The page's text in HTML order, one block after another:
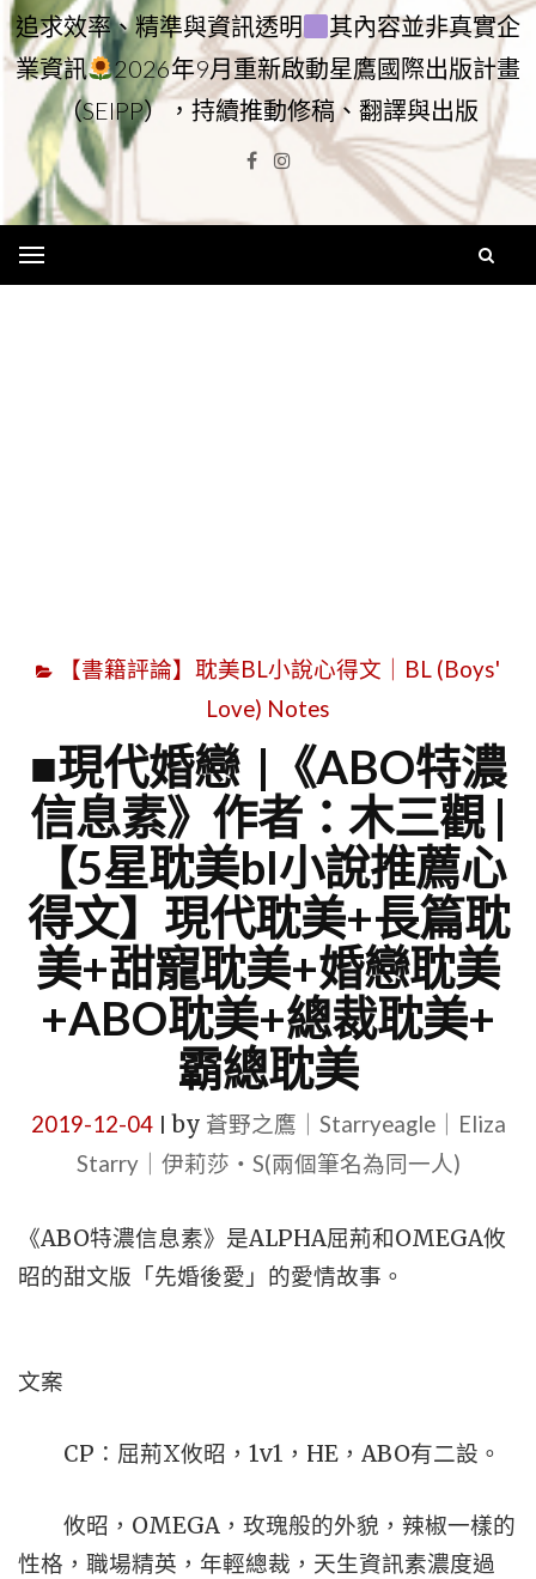
追求效率、精準與資訊透明
其內容並非真實企
業資訊
2026年9月重新啟動星鷹國際出版計畫
（SEIPP），持續推動修稿、翻譯與出版
Facebook
Instagram
【書籍評論】耽美BL小說心得文｜BL (Boys'
Love) Notes
■現代婚戀 |《ABO特濃
信息素》作者：木三觀 |
【5星耽美bl小說推薦心
得文】現代耽美+長篇耽
美+甜寵耽美+婚戀耽美
+ABO耽美+總裁耽美+
霸總耽美
2019-12-04| by 蒼野之鷹｜Starryeagle｜Eliza
Starry｜伊莉莎・S(兩個筆名為同一人)
《ABO特濃信息素》是ALPHA屈荊和OMEGA攸
昭的甜文版「先婚後愛」的愛情故事。
文案
CP：屈荊X攸昭，1v1，HE，ABO有二設。
攸昭，OMEGA，玫瑰般的外貌，辣椒一樣的
性格，職場精英，年輕總裁，天生資訊素濃度過